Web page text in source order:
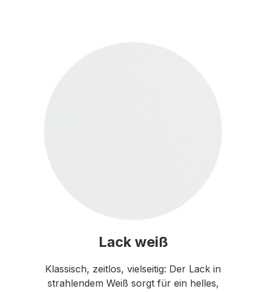
Lack weiß
Klassisch, zeitlos, vielseitig: Der Lack in
strahlendem Weiß sorgt für ein helles,